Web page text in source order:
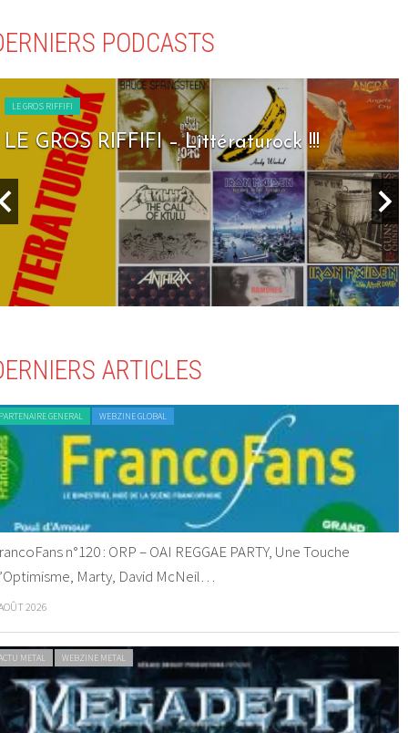
PODCASTS
LE GROS RIFFIFI
LE GROS RIFFIFI – Littératurock !!!
ARTICLES
GENERAL WEBZINE GLOBAL
n°120 : ORP – OAI REGGAE PARTY, Une Touche
Marty, David McNeil…
2026
METAL WEBZINE METAL